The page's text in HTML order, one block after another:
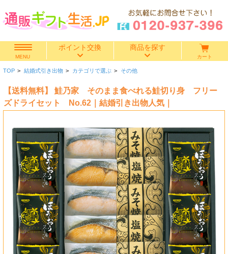
MENU
ポイント交換 商品を探す
快気祝い
香典返し
出産内祝い
結婚内祝い
結婚引き出物
出産祝い
結婚祝い
カート
TOP > 結婚式引き出物 > カテゴリで選ぶ > その他
【送料無料】 鮭乃家 そのまま食べれる鮭切り身 フリー
ズドライセット No.62｜結婚引き出物人気｜